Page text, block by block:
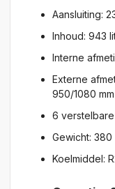
Aansluiting:
Inhoud: 943
Interne
Externe
950/1080 mm
6
Gewicht: 380
Koelmiddel: